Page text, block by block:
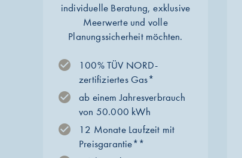
individuelle Beratung, exklusive
Meerwerte und volle
Planungssicherheit möchten.
100% TÜV NORD-
zertifiziertes Gas*
ab einem Jahresverbrauch
von 50.000 kWh
12 Monate Laufzeit mit
Preisgarantie**